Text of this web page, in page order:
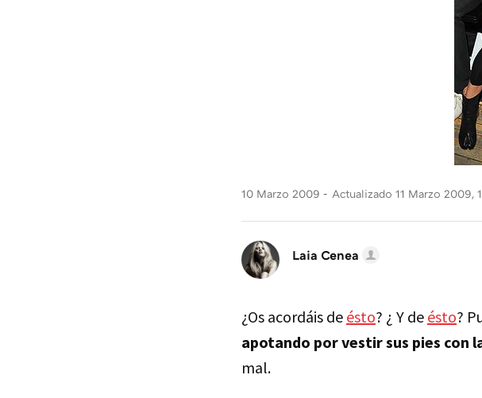
10 Marzo 2009 Actualizado 11 Marzo 2009,
Laia Cenea
¿Os acordáis de ésto? ¿ Y de ésto?
apotando por vestir sus pies con
mal.